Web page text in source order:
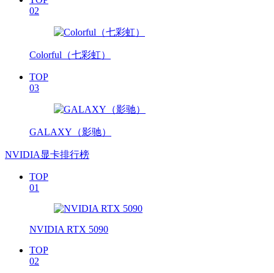
02
Colorful（七彩虹）
TOP
03
GALAXY（影驰）
NVIDIA显卡排行榜
TOP
01
NVIDIA RTX 5090
TOP
02